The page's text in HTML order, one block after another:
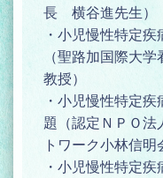
長 横谷進先生）
・小児慢性特定
（聖路加国際大
教授）
・小児慢性特定
題（認定ＮＰＯ法
トワーク小林信明
・小児慢性特定